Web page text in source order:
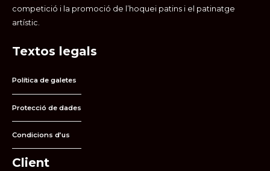
competició i la promoció de l’hoquei patins i el patinatge
artístic.
Textos legals
Política de galetes
Protecció de dades
Condicions d’us
Client